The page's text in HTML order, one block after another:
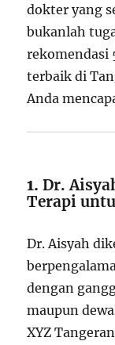
dokter yang
bukanlah
rekomendasi
terbaik di
Anda
1.Dr.
Terapi
Dr. Aisyah
dengan
maupun
XYZ